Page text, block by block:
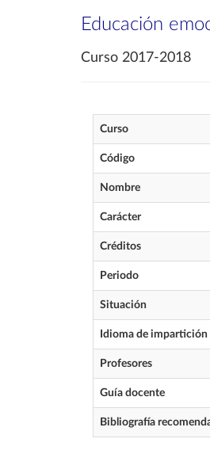
Educación
Curso 2017-2018
Curso
Código
Nombre
Carácter
Créditos
Periodo
Situación
Idioma de impartición
Profesores
Guía docente
Bibliografía